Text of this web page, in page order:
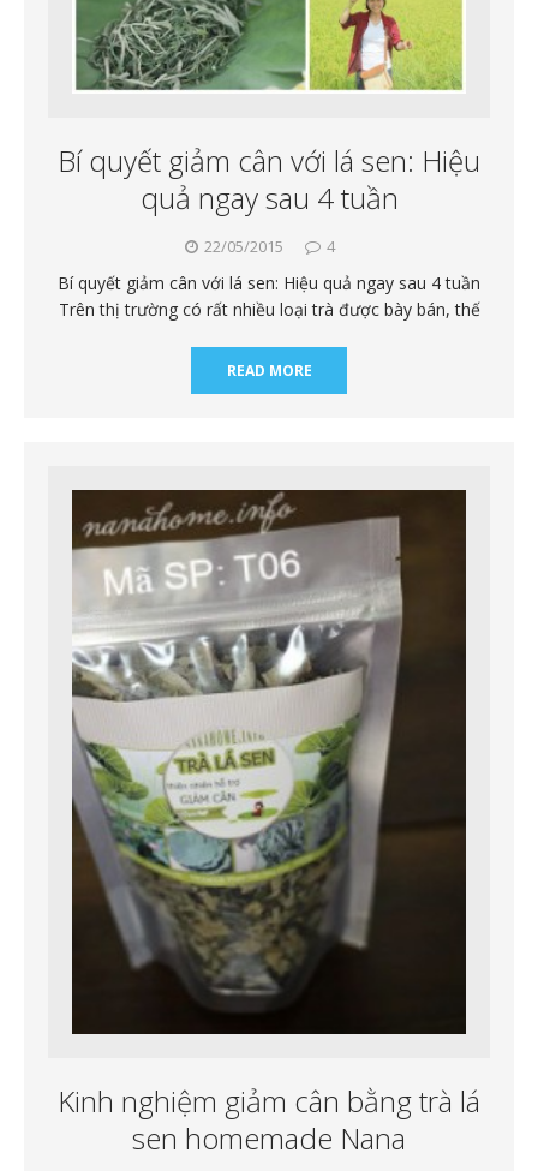
Bí quyết giảm cân với lá sen: Hiệu
quả ngay sau 4 tuần
22/05/2015 4
Bí quyết giảm cân với lá sen: Hiệu quả ngay sau 4 tuần
Trên thị trường có rất nhiều loại trà được bày bán, thế
READ MORE
Kinh nghiệm giảm cân bằng trà lá
sen homemade Nana